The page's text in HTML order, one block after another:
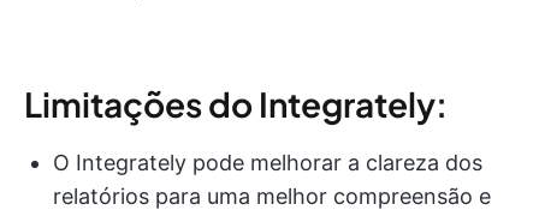
Limitações do Integrately:
O Integrately pode melhorar a clareza dos
relatórios para uma melhor compreensão e